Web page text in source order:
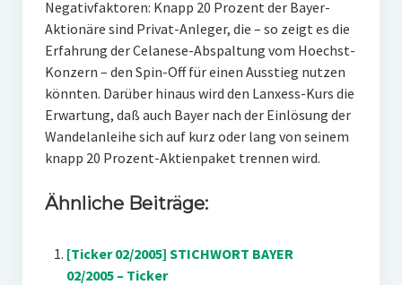
Negativfaktoren: Knapp 20 Prozent der Bayer-
Aktionäre sind Privat-Anleger, die – so zeigt es die
Erfahrung der Celanese-Abspaltung vom Hoechst-
Konzern – den Spin-Off für einen Ausstieg nutzen
könnten. Darüber hinaus wird den Lanxess-Kurs die
Erwartung, daß auch Bayer nach der Einlösung der
Wandelanleihe sich auf kurz oder lang von seinem
knapp 20 Prozent-Aktienpaket trennen wird.
Ähnliche Beiträge:
[Ticker 02/2005] STICHWORT BAYER
02/2005 – Ticker